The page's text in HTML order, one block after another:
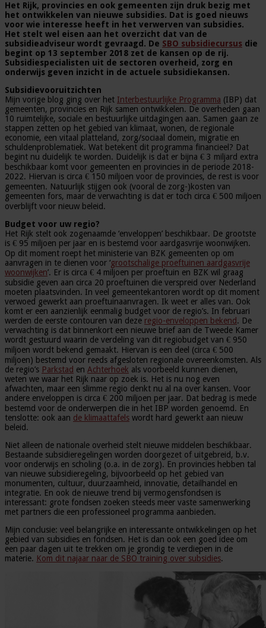
Het Rijk, provincies en ook gemeenten zijn druk bezig met
het ontwikkelen van nieuwe subsidies. Dat is goed nieuws
voor wie interesse heeft in het verwerven van subsidies.
Het stelt wel eisen aan het overzicht dat van de
subsidieadviseur wordt gevraagd. De SBO subsidiecursus die
begint op 13 september 2018 zet de kansen op de rij.
Subsidiespecialisten uit de sectoren overheid, zorg en
onderwijs geven inzicht in de actuele subsidiekansen.
Subsidievooruitzichten
Mijn vorige blog ging over het Interbestuurlijke Programma (IBP) dat
gemeenten, provincies en Rijk samen ontwikkelen. De overheden gaan
10 ruimtelijke, sociale en bestuurlijke uitdagingen aan. Samen gaan ze
stappen zetten op het gebied van klimaat, wonen, de regionale
economie, een vitaal platteland, zorg/sociaal domein, migratie en
schuldenproblematiek. Wat betekent dit programma financieel? Dat
begint nu duidelijk te worden. Duidelijk is dat er bijna € 3 miljard extra
beschikbaar komt voor gemeenten en provincies in de periode 2018-
2022. Hiervan is circa € 150 miljoen voor de provincies, de rest is voor
gemeenten. Natuurlijk stijgen ook (vooral de zorg-)kosten van
gemeenten fors, maar de verwachting is dat er toch circa € 500 miljoen
overblijft voor nieuw beleid.
Budget voor uw regio?
Het Rijk stelt ook zogenaamde ‘enveloppen’ beschikbaar. De grootste
is € 95 miljoen per jaar en is bestemd voor aardgasvrije woonwijken.
Op dit moment roept het ministerie van BZK gemeenten op om
aanvragen in te dienen voor ‘grootschalige proeftuinen aardgasvrije
woonwijken’. Er is circa € 4 miljoen per proeftuin en BZK wil graag
subsidie geven aan circa 20 proeftuinen die verspreid over Nederland
moeten plaatsvinden. In veel gemeentekantoren wordt op dit moment
verwoed gewerkt aan proeftuinaanvragen. Ik weet er alles van. Ook
komt er een aanzienlijk eenmalig budget voor de regio’s. In februari
werden de eerste contouren van deze regio-enveloppen bekend. De
verwachting is dat binnenkort een nieuwe brief aan de Tweede Kamer
wordt gestuurd waarin de verdeling van dit regiobudget van € 950
miljoen wordt bekend gemaakt. Hiervan is een deel (circa € 500
miljoen) bestemd voor reeds afgesloten regionale overeenkomsten. Als
de regio’s Parkstad en Achterhoek als voorbeeld kunnen dienen,
weten we waar het Rijk naar op zoek is. Het is nu nog even
afwachten, maar een slimme regio denkt nu al na over kansen. Voor
andere enveloppen is circa € 200 miljoen per jaar. Dat bedrag is mede
bestemd voor de onderwerpen die in het IBP worden genoemd. En
tenslotte: ook aan de klimaattafels wordt hard gewerkt aan nieuw
beleid.
Niet alleen de nationale overheid stelt nieuwe middelen beschikbaar.
Bestaande subsidieregelingen worden doorgezet of uitgebreid, b.v.
voor onderwijs en scholing (o.a. in de zorg). En provincies hebben tal
van nieuwe subsidieregeling, bijvoorbeeld op het gebied van
monumenten, cultuur, duurzaamheid, innovatie, detailhandel en
integratie. En ook de nieuwe trend bij vermogensfondsen is
interessant: grote fondsen zoeken steeds meer vaste samenwerking
met partners die een professioneel programma aanbieden.
Mijn conclusie: veel belangrijke en interessante ontwikkelingen op het
gebied van subsidies en fondsen. Het is dan ook een goed idee om
een paar dagen uit te trekken om je grondig te verdiepen in de
materie. Kom dit najaar naar de SBO training over subsidies.